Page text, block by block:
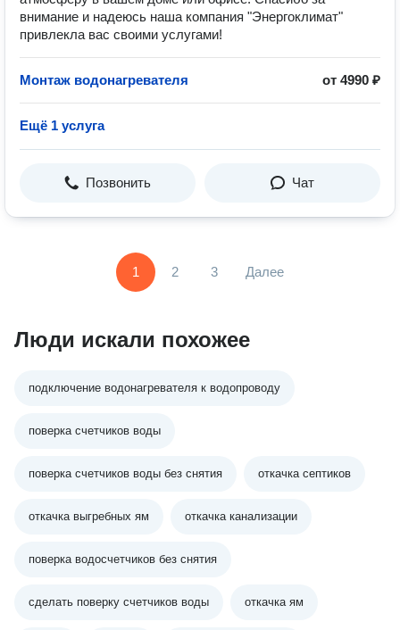
внимание и надеюсь наша компания "Энергоклимат"
привлекла вас своими услугами!
Монтаж водонагревателя от 4990 ₽
Ещё 1 услуга
Позвонить Чат
1 2 3 Далее
Люди искали похожее
подключение водонагревателя к водопроводу
поверка счетчиков воды
поверка счетчиков воды без снятия откачка септиков
откачка выгребных ям откачка канализации
поверка водосчетчиков без снятия
сделать поверку счетчиков воды откачка ям